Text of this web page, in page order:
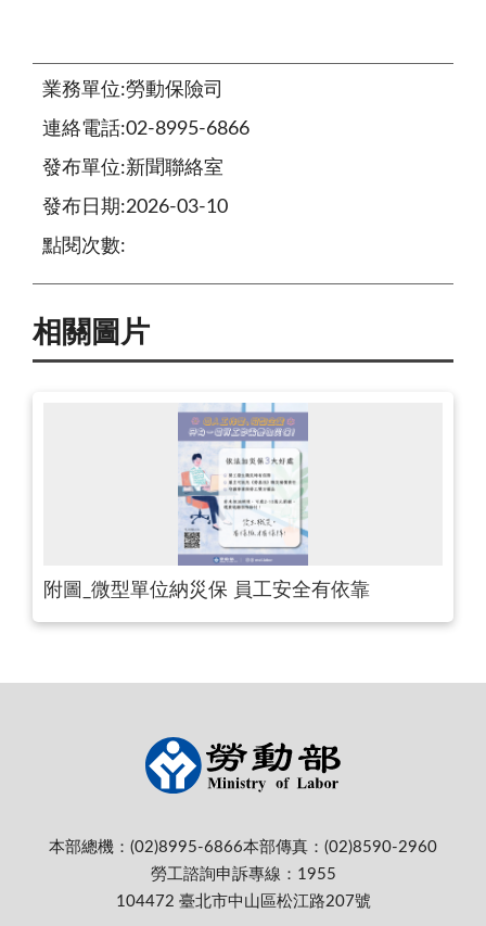
業務單位:勞動保險司
連絡電話:02-8995-6866
發布單位:新聞聯絡室
發布日期:2026-03-10
點閱次數:
相關圖片
附圖_微型單位納災保 員工安全有依靠
本部總機：(02)8995-6866本部傳真：(02)8590-2960
勞工諮詢申訴專線：1955
104472 臺北市中山區松江路207號